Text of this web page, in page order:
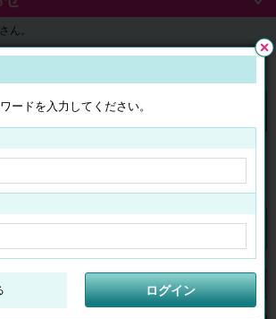
ん。
ログイン
ービス マイページ
検索
る
ードを入力してください。
ログイン